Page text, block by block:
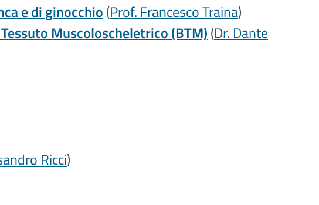
e di ginocchio(Prof. Francesco Traina)
Muscoloscheletrico (BTM)(Dr. Dante
Ricci)